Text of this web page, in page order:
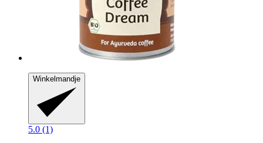
Winkelmandje
5.0 (1)